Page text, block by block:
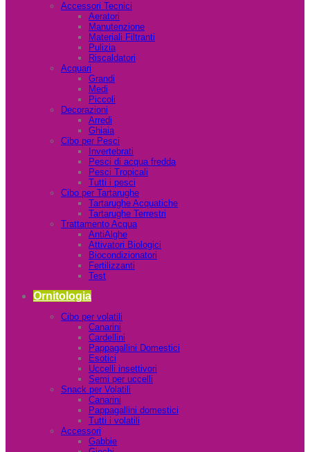
Accessori Tecnici
Aeratori
Manutenzione
Materiali Filtranti
Pulizia
Riscaldatori
Acquari
Grandi
Medi
Piccoli
Decorazioni
Arredi
Ghiaia
Cibo per Pesci
Invertebrati
Pesci di acqua fredda
Pesci Tropicali
Tutti i pesci
Cibo per Tartarughe
Tartarughe Acquatiche
Tartarughe Terrestri
Trattamento Acqua
AntiAlghe
Attivatori Biologici
Biocondizionatori
Fertilizzanti
Test
Ornitologia
Cibo per volatili
Canarini
Cardellini
Pappagallini Domestici
Esotici
Uccelli insettivori
Semi per uccelli
Snack per Volatili
Canarini
Pappagallini domestici
Tutti i volatili
Accessori
Gabbie